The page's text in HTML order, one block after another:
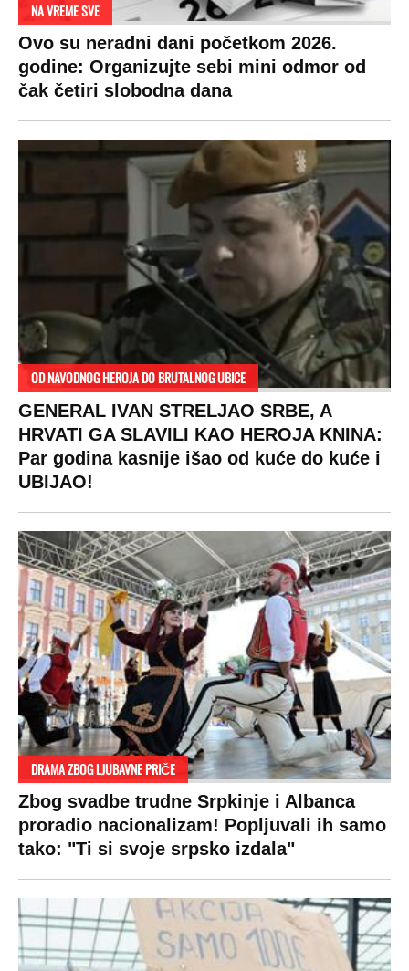
NA VREME SVE
Ovo su neradni dani početkom 2026.
godine: Organizujte sebi mini odmor od
čak četiri slobodna dana
OD NAVODNOG HEROJA DO BRUTALNOG UBICE
GENERAL IVAN STRELJAO SRBE, A
HRVATI GA SLAVILI KAO HEROJA KNINA:
Par godina kasnije išao od kuće do kuće i
UBIJAO!
DRAMA ZBOG LJUBAVNE PRIČE
Zbog svadbe trudne Srpkinje i Albanca
proradio nacionalizam! Popljuvali ih samo
tako: "Ti si svoje srpsko izdala"